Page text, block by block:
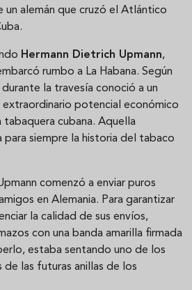
un alemán que cruzó el Atlántico
Hermann Dietrich Upmann,
rumbo a La Habana. Según
la travesía conoció a un
potencial económico
tabaquera cubana. Aquella
para siempre la historia del tabaco
comenzó a enviar puros
en Alemania. Para garantizar
la calidad de sus envíos,
con una banda amarilla firmada
estaba sentando uno de los
las futuras anillas de los